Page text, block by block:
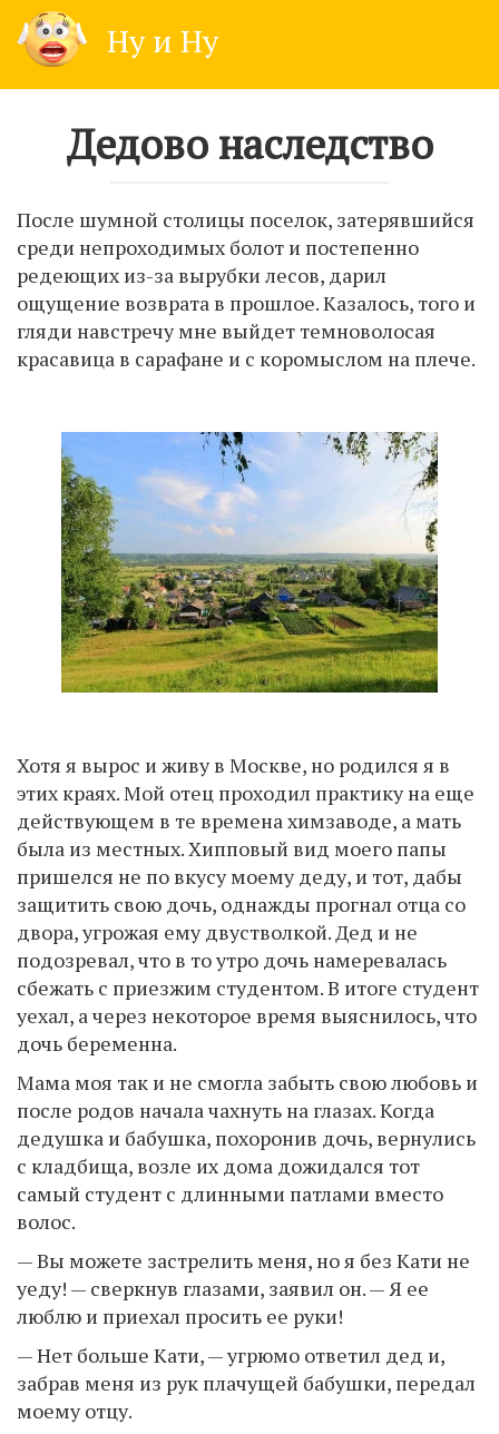
content
Ну и Ну
Дедово наследство
После шумной столицы поселок, затерявшийся
среди непроходимых болот и постепенно
редеющих из-за вырубки лесов, дарил
ощущение возврата в прошлое. Казалось, того и
гляди навстречу мне выйдет темноволосая
красавица в сарафане и с коромыслом на плече.
Хотя я вырос и живу в Москве, но родился я в
этих краях. Мой отец проходил практику на еще
действующем в те времена химзаводе, а мать
была из местных. Хипповый вид моего папы
пришелся не по вкусу моему деду, и тот, дабы
защитить свою дочь, однажды прогнал отца со
двора, угрожая ему двустволкой. Дед и не
подозревал, что в то утро дочь намеревалась
сбежать с приезжим студентом. В итоге студент
уехал, а через некоторое время выяснилось, что
дочь беременна.
Мама моя так и не смогла забыть свою любовь и
после родов начала чахнуть на глазах. Когда
дедушка и бабушка, похоронив дочь, вернулись
с кладбища, возле их дома дожидался тот
самый студент с длинными патлами вместо
волос.
— Вы можете застрелить меня, но я без Кати не
уеду! — сверкнув глазами, заявил он. — Я ее
люблю и приехал просить ее руки!
— Нет больше Кати, — угрюмо ответил дед и,
забрав меня из рук плачущей бабушки, передал
моему отцу.